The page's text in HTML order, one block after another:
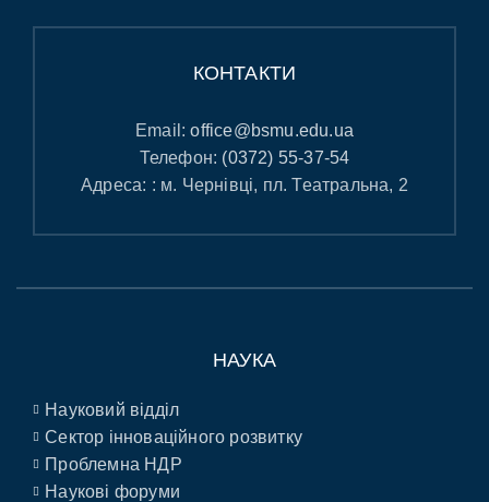
КОНТАКТИ
Email:office@bsmu.edu.ua
Телефон: (0372) 55-37-54
Адреса: : м. Чернівці, пл. Театральна, 2
НАУКА
Науковий відділ
Сектор інноваційного розвитку
Проблемна НДР
Наукові форуми